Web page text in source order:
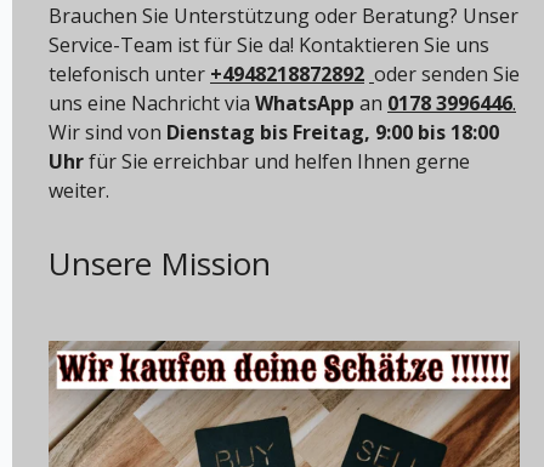
Brauchen Sie Unterstützung oder Beratung? Unser
Service-Team ist für Sie da! Kontaktieren Sie uns
telefonisch unter +4948218872892 oder senden Sie
uns eine Nachricht via WhatsApp an 0178 3996446.
Wir sind von Dienstag bis Freitag, 9:00 bis 18:00
Uhrfür Sie erreichbar und helfen Ihnen gerne
weiter.
Unsere Mission